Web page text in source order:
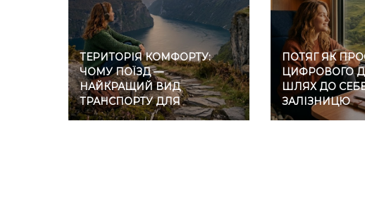
ТЕРИТОРІЯ КОМФОРТУ:
ЧОМУ ПОЇЗД —
НАЙКРАЩИЙ ВИД
ТРАНСПОРТУ ДЛЯ
ІНТРОВЕРТІВ
ПОТЯГ ЯК
ЦИФРОВОГО
ШЛЯХ ДО
ЗАЛІЗНИЦЮ